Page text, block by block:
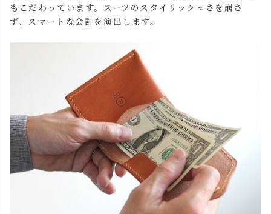
もこだわっています。スーツのスタイリッシュさを崩さ
ず、スマートな会計を演出します。